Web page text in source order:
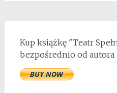
Kup książkę "Teatr
bezpośrednio od